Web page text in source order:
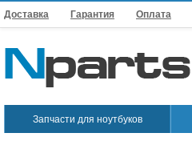
Доставка Гарантия Оплата
Запчасти для ноутбуков